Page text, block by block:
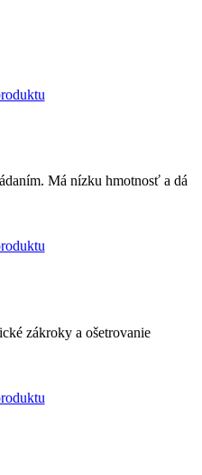
Má nízku hmotnosť a dá
zákroky a ošetrovanie